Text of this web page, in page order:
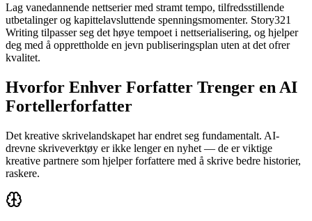
Lag vanedannende nettserier med stramt tempo, tilfredsstillende
utbetalinger og kapittelavsluttende spenningsmomenter. Story321
Writing tilpasser seg det høye tempoet i nettserialisering, og hjelper
deg med å opprettholde en jevn publiseringsplan uten at det ofrer
kvalitet.
Hvorfor Enhver Forfatter Trenger en AI
Fortellerforfatter
Det kreative skrivelandskapet har endret seg fundamentalt. AI-
drevne skriveverktøy er ikke lenger en nyhet — de er viktige
kreative partnere som hjelper forfattere med å skrive bedre historier,
raskere.